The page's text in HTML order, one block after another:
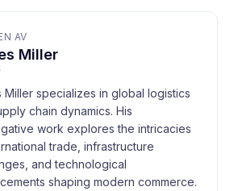
AV
Miller
Miller specializes in global logistics
chain dynamics. His
work explores the intricacies
trade, infrastructure
and technological
shaping modern commerce.